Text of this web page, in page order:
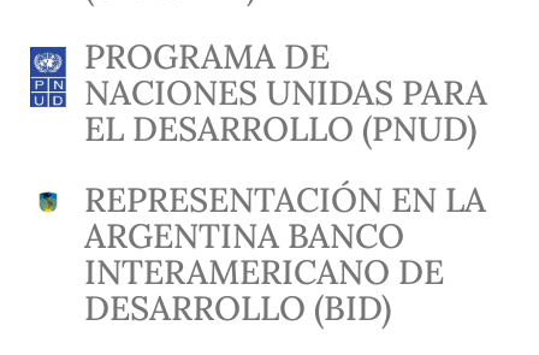
PROGRAMA DE
NACIONES UNIDAS PARA
EL DESARROLLO (PNUD)
REPRESENTACIÓN EN LA
ARGENTINA BANCO
INTERAMERICANO DE
DESARROLLO (BID)